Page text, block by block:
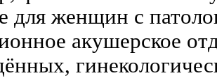
для женщин с
акушерское